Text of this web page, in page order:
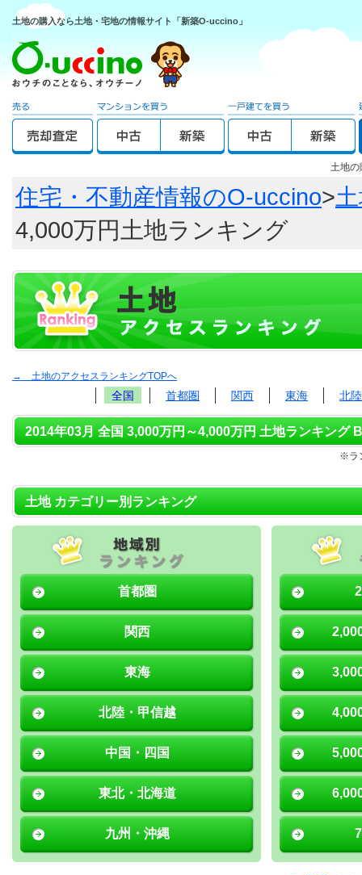
土地の購入なら土地・宅地の情報サイト「新築O-uccino」
土地
住宅・不動産情報のO-uccino>
4,000万円土地ランキング
→ 土地のアクセスランキングTOPへ
全国 首都圏 関西 東海 北
2014年03月 全国 3,000万円～4,000万円 土地ランキング
※ラ
土地 カテゴリー別ランキング
首都圏
関西
東海
北陸・甲信越
中国・四国
東北・北海道
九州・沖縄